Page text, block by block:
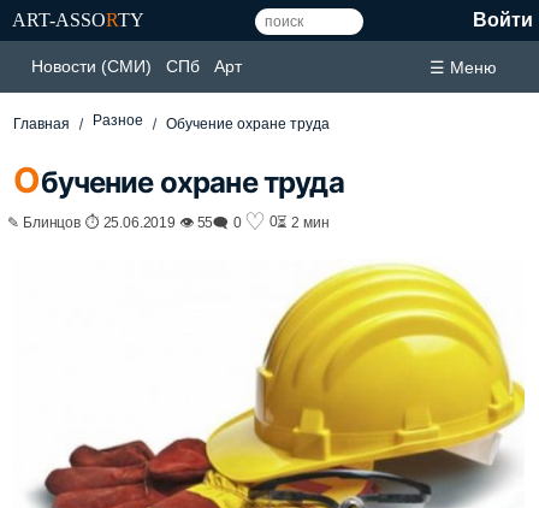
ART-ASSORTY Войти
Новости (СМИ) СПб Арт ☰ Меню
Главная Разное Обучение охране труда
Обучение охране труда
✎ Блинцов ⏱ 25.06.2019 👁 55🗨 0 ♡ 0⏳ 2 мин